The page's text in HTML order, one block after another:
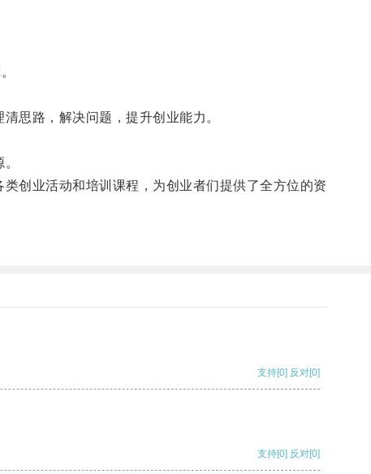
思路，解决问题，提升创业能力。
创业活动和培训课程，为创业者们提供了全方位的资
支持[0] 反对[0]
支持[0] 反对[0]